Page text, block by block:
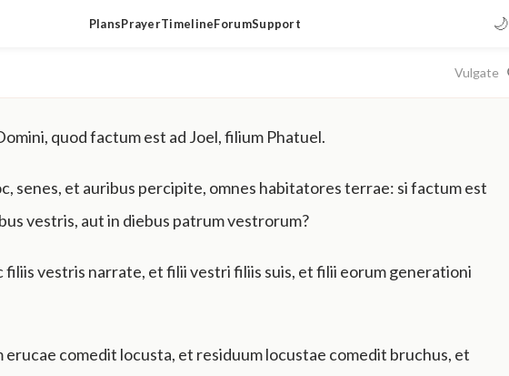
PlansPrayerTimelineForumSupport 🌙
Vulgate
quod factum est ad Joel, filium Phatuel.
senes, et auribus percipite, omnes habitatores terrae: si factum est
vestris, aut in diebus patrum vestrorum?
filiis vestris narrate, et filii vestri filiis suis, et filii eorum generationi
erucae comedit locusta, et residuum locustae comedit bruchus, et